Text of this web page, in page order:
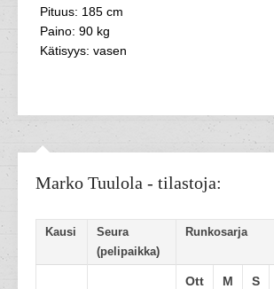
Pituus: 185 cm
Paino: 90 kg
Kätisyys: vasen
Marko Tuulola - tilastoja:
Kausi
Seura
(pelipaikka)
Runkosarja
Ott M S